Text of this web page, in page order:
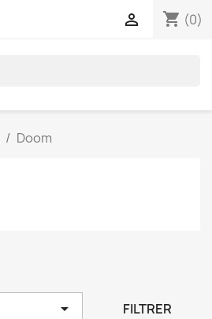
shopping_cart (0)

Doom
 FILTRER